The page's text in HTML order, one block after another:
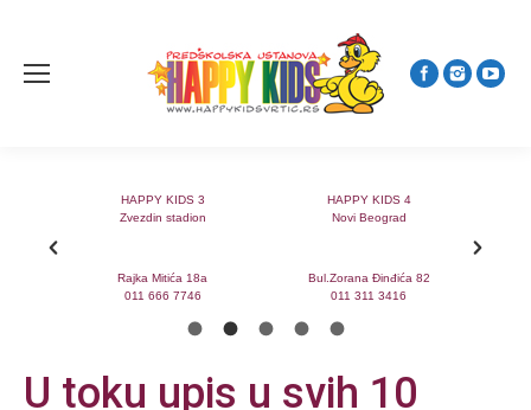
HAPPY KIDS 3
Zvezdin stadion
Rajka Mitića 18a
011 666 7746
HAPPY KIDS 4
Novi Beograd
Bul.Zorana Đinđića 82
011 311 3416
U toku upis u svih 10